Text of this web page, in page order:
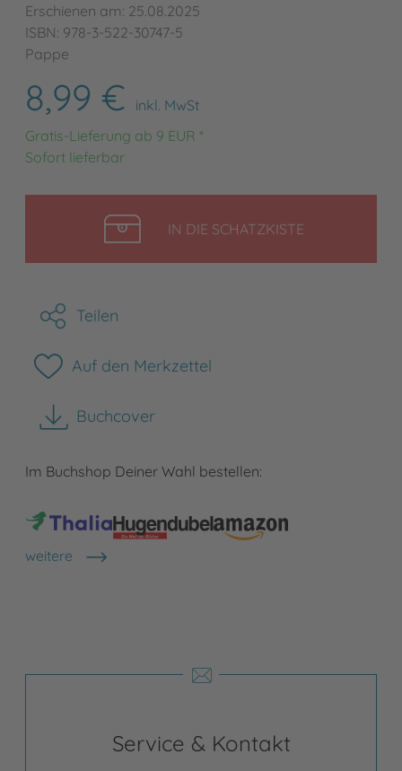
Erschienen am: 25.08.2025
ISBN: 978-3-522-30747-5
Pappe
8,99 €
inkl. MwSt
Gratis-Lieferung ab 9 EUR *
Sofort lieferbar
IN DIE SCHATZKISTELEGEN
Teilen
Auf den Merkzettel
Buchcover
herunterladen
Im Buchshop Deiner Wahl bestellen:
weitere
Shops anzeigen
Service & Kontakt